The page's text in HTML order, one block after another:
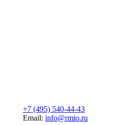
+7 (495) 540-44-43
Email: info@rmio.ru